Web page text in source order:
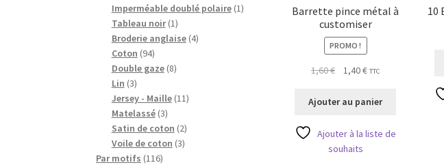
Barrette pince métal à
customiser
PROMO !
1,60€
Le
initial
1,60 €.
1,40€Le
actuel
1,40 €.
TTC
Ajouter au panier
Ajouter à la liste de
souhaits
10
produits
Imperméable doublé polaire 11
Tableau noir 11
produit
Broderie anglaise 44
Coton 9494
produits
Double gaze 88
Lin 33
produits
Jersey - Maille 1111
Matelassé 33
produits
Satin de coton 22
produits
Voile de coton 33
Par motifs 116116